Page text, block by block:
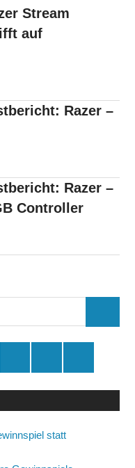
Stream
auf
Razer –
Razer –
Controller
statt